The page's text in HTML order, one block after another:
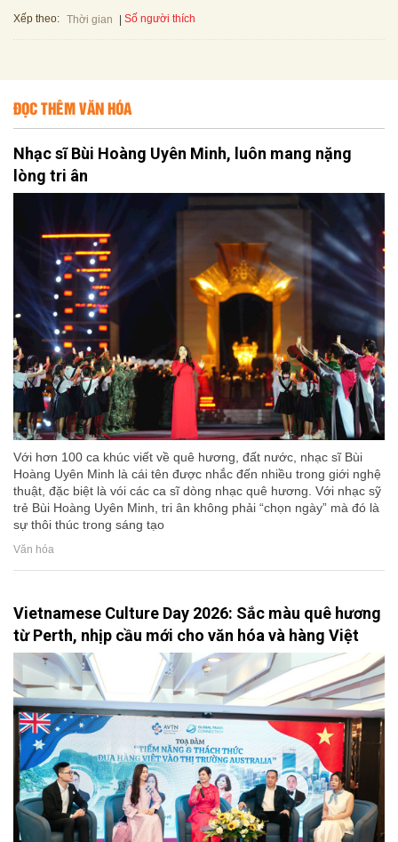
Xếp theo: Thời gian Số người thích
ĐỌC THÊM VĂN HÓA
Nhạc sĩ Bùi Hoàng Uyên Minh, luôn mang nặng
lòng tri ân
Với hơn 100 ca khúc viết về quê hương, đất nước, nhạc sĩ Bùi
Hoàng Uyên Minh là cái tên được nhắc đến nhiều trong giới nghệ
thuật, đặc biệt là vói các ca sĩ dòng nhạc quê hương. Với nhạc sỹ
trẻ Bùi Hoàng Uyên Minh, tri ân không phải “chọn ngày” mà đó là
sự thôi thúc trong sáng tạo
Văn hóa
Vietnamese Culture Day 2026: Sắc màu quê hương
từ Perth, nhịp cầu mới cho văn hóa và hàng Việt